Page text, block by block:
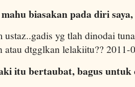
biasakan pada diri
ustaz..gadis yg tlah dinodai
atau dtgglkan lelakiitu?? 2011-
itu bertaubat, bagus untuk